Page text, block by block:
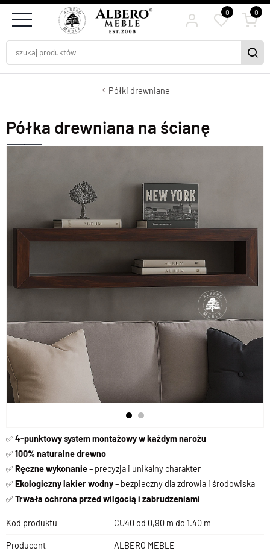
0 0
Półki drewniane
Półka drewniana na ścianę
✅4-punktowy system montażowy w każdym narożu
✅100% naturalne drewno
✅Ręczne wykonanie– precyzja i unikalny charakter
✅Ekologiczny lakier wodny– bezpieczny dla zdrowia i środowiska
✅Trwała ochrona przed wilgocią i zabrudzeniami
Kod produktu CU40 od 0,90 m do 1.40 m
Producent ALBERO MEBLE